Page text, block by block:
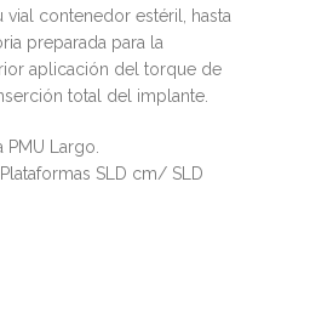
vial contenedor estéril, hasta
preparada para la
aplicación del torque de
total del implante.
PMU Largo.
SLD cm/ SLD